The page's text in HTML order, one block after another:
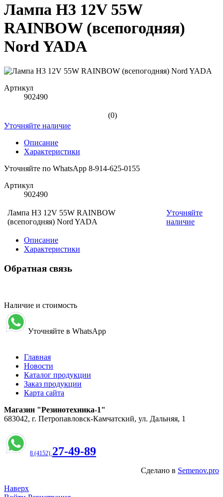
Лампа H3 12V 55W
RAINBOW (всепогодняя)
Nord YADA
Артикул
902490
(0)
Уточняйте наличие
Описание
Характеристики
Уточняйте по WhatsApp 8-914-625-0155
Артикул
902490
Лампа H3 12V 55W RAINBOW
(всепогодняя) Nord YADA
Уточняйте
наличие
Описание
Характеристики
Обратная связь
Наличие и стоимость
Уточняйте в WhatsApp
Главная
Новости
Каталог продукции
Заказ продукции
Карта сайта
Магазин "Резинотехника-1"
683042, г. Петропавловск-Камчатский, ул. Дальняя, 1
8 (4152) 27-49-89
Сделано в Semenov.pro
Наверх